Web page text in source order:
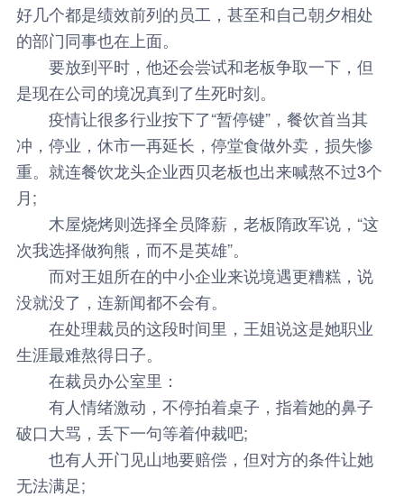
好几个都是绩效前列的员工，甚至和自己朝夕相处
的部门同事也在上面。
要放到平时，他还会尝试和老板争取一下，但
是现在公司的境况真到了生死时刻。
疫情让很多行业按下了“暂停键”，餐饮首当其
冲，停业，休市一再延长，停堂食做外卖，损失惨
重。就连餐饮龙头企业西贝老板也出来喊熬不过3个
月;
木屋烧烤则选择全员降薪，老板隋政军说，“这
次我选择做狗熊，而不是英雄”。
而对王姐所在的中小企业来说境遇更糟糕，说
没就没了，连新闻都不会有。
在处理裁员的这段时间里，王姐说这是她职业
生涯最难熬得日子。
在裁员办公室里：
有人情绪激动，不停拍着桌子，指着她的鼻子
破口大骂，丢下一句等着仲裁吧;
也有人开门见山地要赔偿，但对方的条件让她
无法满足;